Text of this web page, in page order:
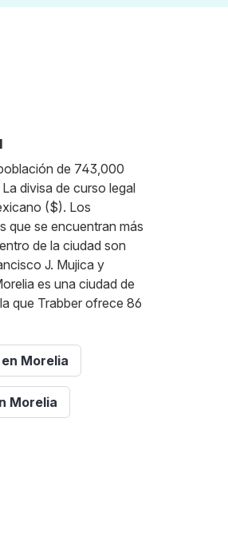
de 743,000
divisa de curso legal
($). Los
que se encuentran más
de la ciudad son
J. Mujica y
es una ciudad de
que Trabber ofrece 86
Morelia
Morelia